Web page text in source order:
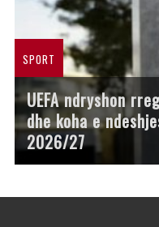
SPORT
UEFA ndryshon
dhe koha e
2026/27